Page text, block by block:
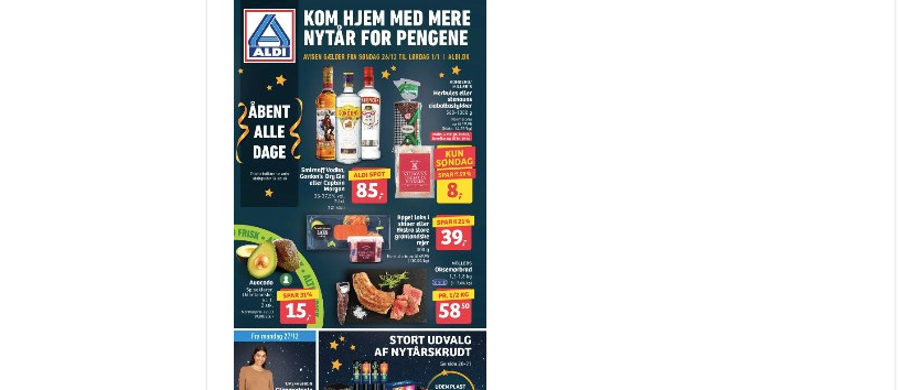
Fairpaint ApS
Hvad er undskyldningen for fortsat
brug af plastmaling? Plastmaling
har i mange år været en populær
løsning inden for bygges...
Åbn opslaget